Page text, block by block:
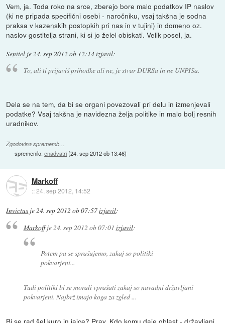
Vem, ja. Toda roko na srce, zberejo bore malo podatkov IP naslov
(ki ne pripada specifični osebi - naročniku, vsaj takšna je sodna
praksa v kazenskih postopkih pri nas in v tujini) in domeno oz.
naslov gostitelja strani, ki si jo želel obiskati. Velik posel, ja.
Senitel je24. sep 2012 ob 12:14izjavil:
To, ali ti prijaviš prihodke ali ne, je stvar DURSa in ne UNPISa.
Dela se na tem, da bi se organi povezovali pri delu in izmenjevali
podatke? Vsaj takšna je navidezna želja politike in malo bolj resnih
uradnikov.
Zgodovina sprememb…
spremenilo:enadvatri(24. sep 2012 ob 13:46)
Markoff
::24. sep 2012, 14:52
Invictus je24. sep 2012 ob 07:57izjavil:
Markoffje 24. sep 2012 ob 07:01 izjavil:
Potem pa se sprašujemo, zakaj so politiki
pokvarjeni...
Tudi politiki bi se morali vprašati zakaj so navadni državljani
pokvarjeni. Najbrž imajo koga za zgled ...